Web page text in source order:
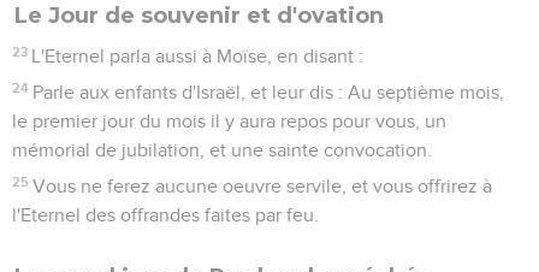
Le Jour de souvenir et d'ovation
23 L'Eternel parla aussi à Moïse, en disant :
24 Parle aux enfants d'Israël, et leur dis : Au septième mois,
le premier jour du mois il y aura repos pour vous, un
mémorial de jubilation, et une sainte convocation.
25 Vous ne ferez aucune oeuvre servile, et vous offrirez à
l'Eternel des offrandes faites par feu.